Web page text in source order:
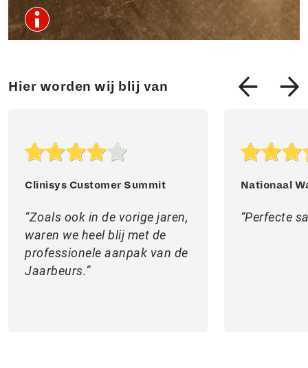
Hier worden wij blij van
Clinisys Customer Summit
Zoals ook in de vorige jaren,
waren we heel blij met de
professionele aanpak van de
Jaarbeurs.
Nationaal
Perfecte